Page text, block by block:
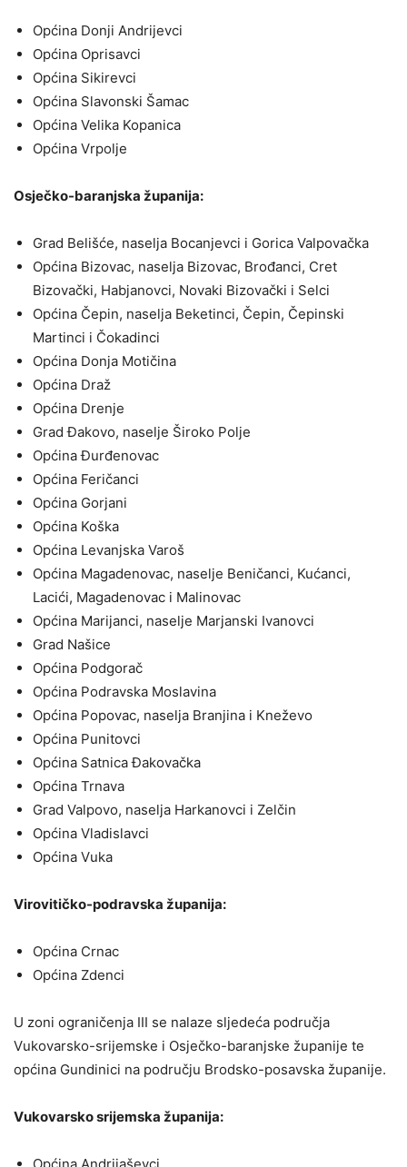
Općina Donji Andrijevci
Općina Oprisavci
Općina Sikirevci
Općina Slavonski Šamac
Općina Velika Kopanica
Općina Vrpolje
Osječko-baranjska županija:
Grad Belišće, naselja Bocanjevci i Gorica Valpovačka
Općina Bizovac, naselja Bizovac, Brođanci, Cret
Bizovački, Habjanovci, Novaki Bizovački i Selci
Općina Čepin, naselja Beketinci, Čepin, Čepinski
Martinci i Čokadinci
Općina Donja Motičina
Općina Draž
Općina Drenje
Grad Đakovo, naselje Široko Polje
Općina Đurđenovac
Općina Feričanci
Općina Gorjani
Općina Koška
Općina Levanjska Varoš
Općina Magadenovac, naselje Beničanci, Kućanci,
Lacići, Magadenovac i Malinovac
Općina Marijanci, naselje Marjanski Ivanovci
Grad Našice
Općina Podgorač
Općina Podravska Moslavina
Općina Popovac, naselja Branjina i Kneževo
Općina Punitovci
Općina Satnica Đakovačka
Općina Trnava
Grad Valpovo, naselja Harkanovci i Zelčin
Općina Vladislavci
Općina Vuka
Virovitičko-podravska županija:
Općina Crnac
Općina Zdenci
U zoni ograničenja III se nalaze sljedeća područja
Vukovarsko-srijemske i Osječko-baranjske županije te
općina Gundinici na području Brodsko-posavska županije.
Vukovarsko srijemska županija: